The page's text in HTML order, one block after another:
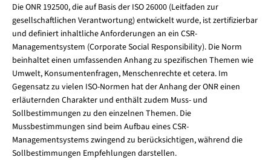
Die ONR 192500, die auf Basis der ISO 26000 (Leitfaden zur
gesellschaftlichen Verantwortung) entwickelt wurde, ist zertifizierbar
und definiert inhaltliche Anforderungen an ein CSR-
Managementsystem (Corporate Social Responsibility). Die Norm
beinhaltet einen umfassenden Anhang zu spezifischen Themen wie
Umwelt, Konsumentenfragen, Menschenrechte et cetera. Im
Gegensatz zu vielen ISO-Normen hat der Anhang der ONR einen
erläuternden Charakter und enthält zudem Muss- und
Sollbestimmungen zu den einzelnen Themen. Die
Mussbestimmungen sind beim Aufbau eines CSR-
Managementsystems zwingend zu berücksichtigen, während die
Sollbestimmungen Empfehlungen darstellen.